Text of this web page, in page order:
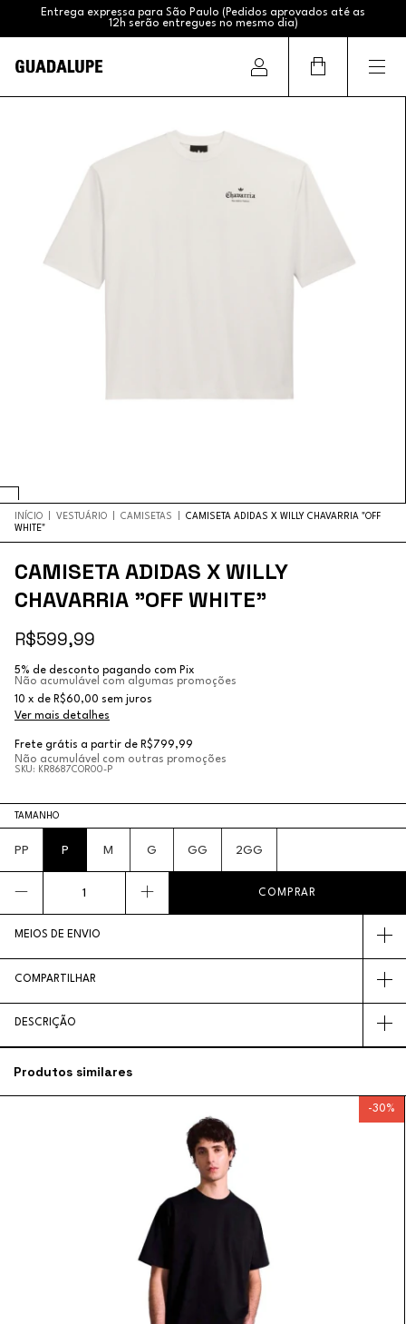
Entrega expressa para São Paulo (Pedidos aprovados até as
12h serão entregues no mesmo dia)
INÍCIO VESTUÁRIO CAMISETAS
CAMISETA ADIDAS X WILLY CHAVARRIA "OFF
WHITE"
CAMISETA ADIDAS X WILLY
CHAVARRIA "OFF WHITE"
R$599,99
5% de desconto pagando com Pix
Não acumulável com algumas promoções
10 x de R$60,00 sem juros
Ver mais detalhes
Frete grátis a partir de R$799,99
Não acumulável com outras promoções
SKU: KR8687COR00-P
TAMANHO
PP P M G GG 2GG
MEIOS DE ENVIO
COMPARTILHAR
DESCRIÇÃO
Produtos similares
-30%